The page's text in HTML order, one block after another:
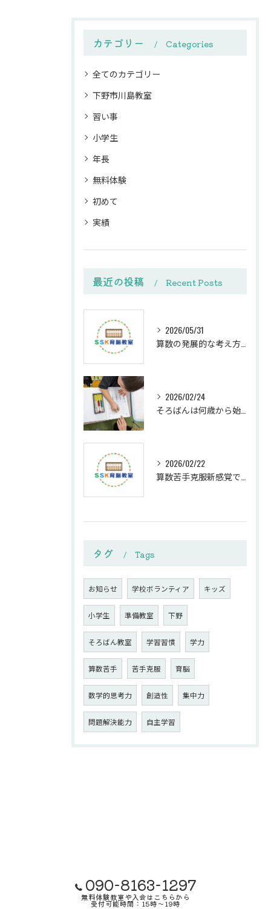
カテゴリー Categories
全てのカテゴリー
下野市川島教室
習い事
小学生
年長
無料体験
初めて
実績
最近の投稿 Recent Posts
2026/05/31
2026/02/24
2026/02/22
タグ Tags
お知らせ 学校ボランティア キッズ
小学生 準備教室 下野
そろばん教室 学習習慣 学力
算数苦手 苦手克服 育脳
数学的思考力 創造性 集中力
問題解決能力 自主学習
090-8163-1297
無料体験教室や入会はこちらから
受付可能時間：15時～19時